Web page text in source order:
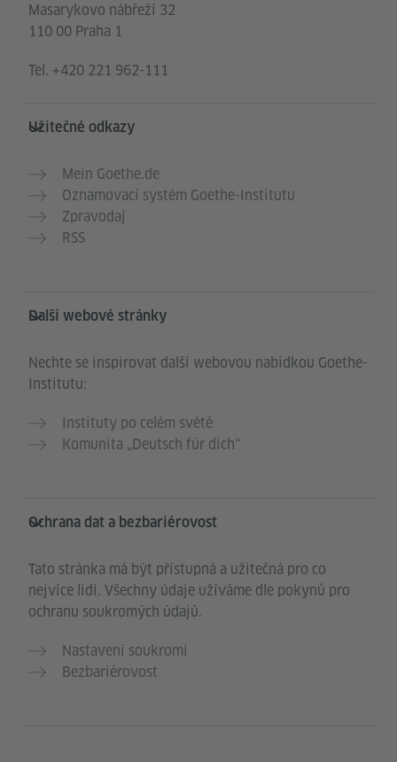
Masarykovo nábřeží 32
110 00 Praha 1
Tel. +420 221 962-111
Užitečné odkazy
Mein Goethe.de
Oznamovací systém Goethe-Institutu
Zpravodaj
RSS
Další webové stránky
Nechte se inspirovat další webovou nabídkou Goethe-
Institutu:
Instituty po celém světě
Komunita „Deutsch für dich“
Ochrana dat a bezbariérovost
Tato stránka má být přístupná a užitečná pro co
nejvíce lidí. Všechny údaje užíváme dle pokynů pro
ochranu soukromých údajů.
Nastavení soukromí
Bezbariérovost